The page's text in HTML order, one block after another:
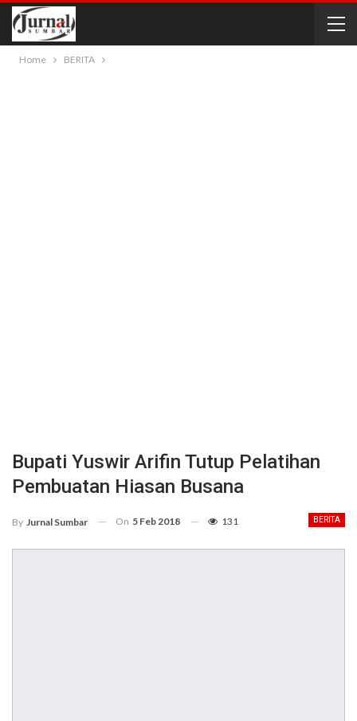
Home BERITA
Bupati Yuswir Arifin Tutup Pelatihan
Pembuatan Hiasan Busana
BERITA
By Jurnal Sumbar On 5 Feb 2018 131